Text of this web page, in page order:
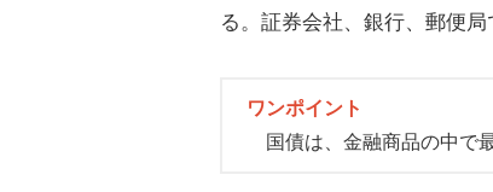
る。証券会社、銀行、郵便局
ワンポイント
国債は、金融商品の中で